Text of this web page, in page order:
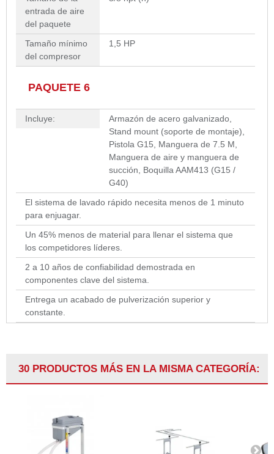
entrada de aire
del paquete
Tamaño mínimo
del compresor
1,5 HP
PAQUETE 6
Incluye:
Armazón de acero galvanizado,
Stand mount (soporte de montaje),
Pistola G15, Manguera de 7.5 M,
Manguera de aire y manguera de
succión, Boquilla AAM413 (G15 /
G40)
El sistema de lavado rápido necesita menos de 1 minuto
para enjuagar.
Un 45% menos de material para llenar el sistema que
los competidores líderes.
2 a 10 años de confiabilidad demostrada en
componentes clave del sistema.
Entrega un acabado de pulverización superior y
constante.
30 PRODUCTOS MÁS EN LA MISMA CATEGORÍA: